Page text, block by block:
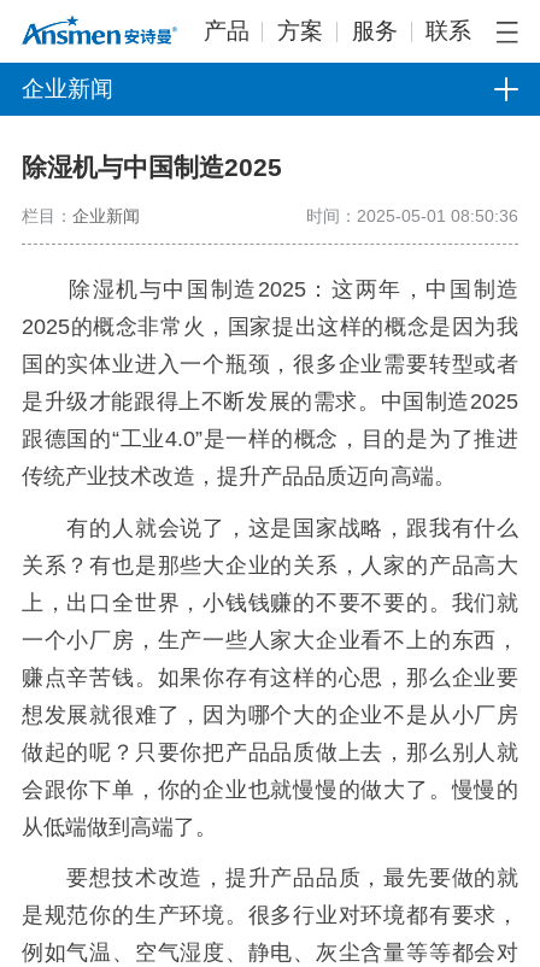
产品 方案 服务 联系
企业新闻
除湿机与中国制造2025
栏目： 企业新闻 时间：2025-05-01 08:50:36
除湿机与中国制造2025：这两年，中国制造
2025的概念非常火，国家提出这样的概念是因为我
国的实体业进入一个瓶颈，很多企业需要转型或者
是升级才能跟得上不断发展的需求。中国制造2025
跟德国的“工业4.0”是一样的概念，目的是为了推进
传统产业技术改造，提升产品品质迈向高端。
有的人就会说了，这是国家战略，跟我有什么
关系？有也是那些大企业的关系，人家的产品高大
上，出口全世界，小钱钱赚的不要不要的。我们就
一个小厂房，生产一些人家大企业看不上的东西，
赚点辛苦钱。如果你存有这样的心思，那么企业要
想发展就很难了，因为哪个大的企业不是从小厂房
做起的呢？只要你把产品品质做上去，那么别人就
会跟你下单，你的企业也就慢慢的做大了。慢慢的
从低端做到高端了。
要想技术改造，提升产品品质，最先要做的就
是规范你的生产环境。很多行业对环境都有要求，
例如气温、空气湿度、静电、灰尘含量等等都会对